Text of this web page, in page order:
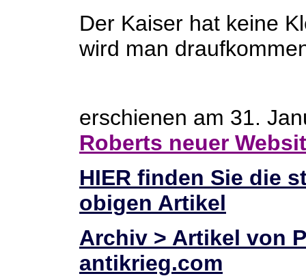
Der Kaiser hat keine
wird man
erschienen am 31.
Roberts neuer
HIER finden Sie die
obigen Artikel
Archiv > Artikel von
antikrieg.com